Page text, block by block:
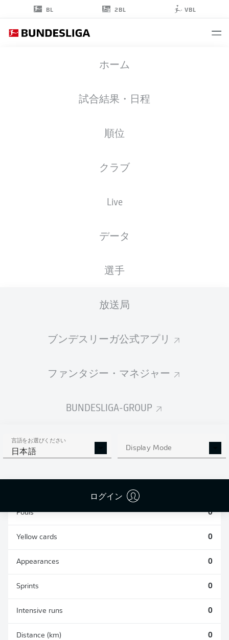
BL 2BL VBL
ホーム
試合結果・日程
順位
クラブ
Live
データ
選手
放送局
ブンデスリーガ公式アプリ
ファンタジー・マネジャー
BUNDESLIGA-GROUP
言語をお選びください
日本語 Display Mode
ログイン
統計 シーズン 2026/2027
TACKLES WON
Fouls 0
Yellow cards 0
Appearances 0
Sprints 0
Intensive runs 0
Distance (km) 0